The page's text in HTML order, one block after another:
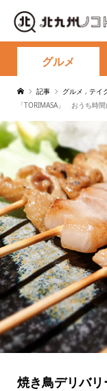
グルメ
記事 グルメ , テイ
「TORIMASA」 おうち時
焼き鳥デリバ